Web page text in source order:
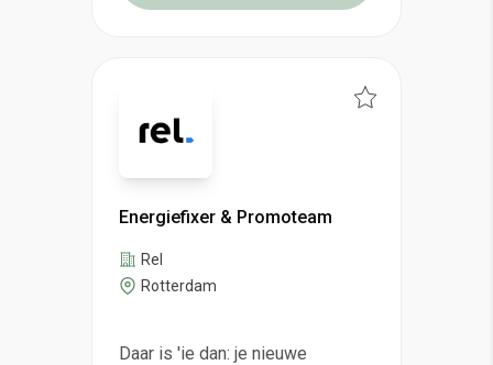
Energiefixer & Promoteam
Rel
Rotterdam
Daar is 'ie dan: je nieuwe